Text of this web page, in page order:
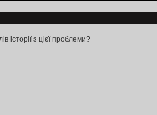
історії з цієї проблеми?